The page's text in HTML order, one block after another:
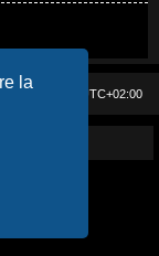
la
UTC+02:00